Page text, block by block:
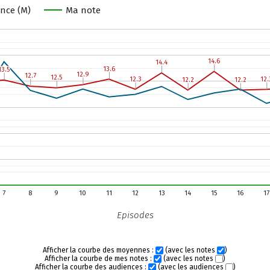
(M) Ma note
7 8 9 10 11 12 13 14 15 16 17
12.7
12.7 12.5
12.5 12.9
12.9
13.6
13.6
12.3
12.3
14.4
14.4
12.2
12.2
14.6
14.6
12.2
12.2
Episodes
Afficher la courbe des moyennes : (avec les notes
)
Afficher la courbe de mes notes :
(avec les notes
)
Afficher la courbe des audiences :
(avec les audiences )